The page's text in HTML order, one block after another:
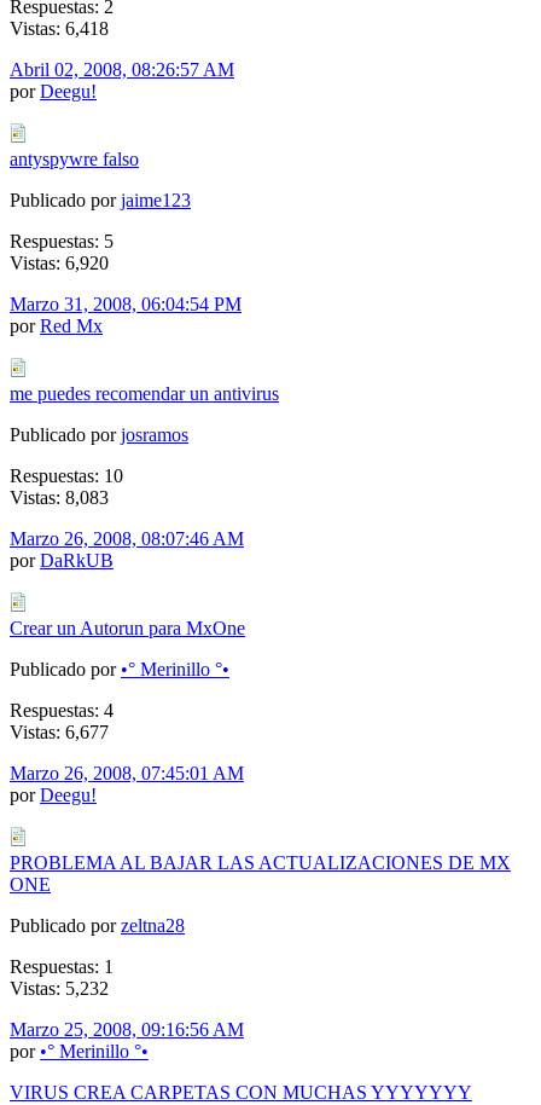
Respuestas: 2
Vistas: 6,418
Abril 02, 2008, 08:26:57 AM
porDeegu!
antyspywre falso
Publicado porjaime123
Respuestas: 5
Vistas: 6,920
Marzo 31, 2008, 06:04:54 PM
porRed Mx
me puedes recomendar un antivirus
Publicado porjosramos
Respuestas: 10
Vistas: 8,083
Marzo 26, 2008, 08:07:46 AM
porDaRkUB
Crear un Autorun para MxOne
Publicado por •° Merinillo °•
Respuestas: 4
Vistas: 6,677
Marzo 26, 2008, 07:45:01 AM
porDeegu!
PROBLEMA AL BAJAR LAS ACTUALIZACIONES DE MX
ONE
Publicado porzeltna28
Respuestas: 1
Vistas: 5,232
Marzo 25, 2008, 09:16:56 AM
por •° Merinillo °•
VIRUS CREA CARPETAS CON MUCHAS YYYYYYY